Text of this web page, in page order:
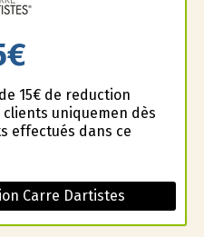
15€ de reduction
uniquemen dès
effectués dans ce
Carre Dartistes